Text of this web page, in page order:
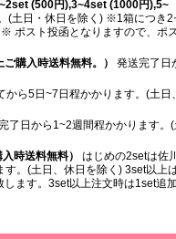
(500円),3~4set (1000円),5~
(土日・休日を除く) ※1箱につき2
ポスト投函となりますので、ポ
購入時送料無料。）
発送完了日
から5日~7日程かかります。(土日
了日から1~2週間程かかります。(
時送料無料）
はじめの2setは佐
。(土日、休日を除く) 3set以上
ます。3set以上注文時は1set追